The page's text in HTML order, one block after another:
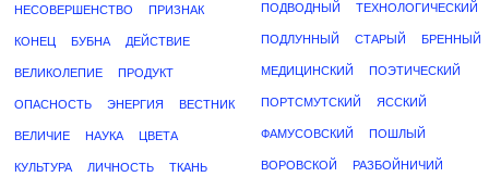
НЕСОВЕРШЕНСТВО ПРИЗНАК
КОНЕЦ БУБНА ДЕЙСТВИЕ
ВЕЛИКОЛЕПИЕ ПРОДУКТ
ОПАСНОСТЬ ЭНЕРГИЯ ВЕСТНИК
ВЕЛИЧИЕ НАУКА ЦВЕТА
КУЛЬТУРА ЛИЧНОСТЬ ТКАНЬ
ПОДВОДНЫЙ ТЕХНОЛОГИЧЕСКИЙ
ПОДЛУННЫЙ СТАРЫЙ БРЕННЫЙ
МЕДИЦИНСКИЙ ПОЭТИЧЕСКИЙ
ПОРТСМУТСКИЙ ЯССКИЙ
ФАМУСОВСКИЙ ПОШЛЫЙ
ВОРОВСКОЙ РАЗБОЙНИЧИЙ